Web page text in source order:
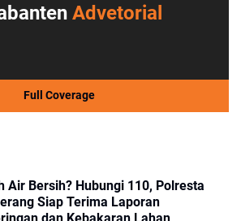
Advetorial
Full Coverage
Air Bersih? Hubungi 110, Polresta
Siap Terima Laporan